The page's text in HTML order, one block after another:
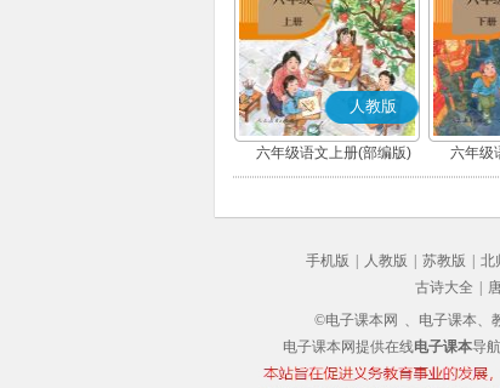
人教版
六年级语文上册(部编版) 六年级
手机版 人教版 苏教版 北
古诗大全
©电子课本网 、电子课本、
电子课本网提供在线电子课本导